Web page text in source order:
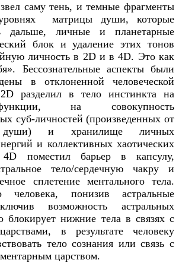
саму тень, и темные фрагменты
матрицы души, которые
дальше, личные и планетарные
блок и удаление этих тонов
личность в 2D и в 4D. Это как
Бессознательные аспекты были
в отклоненной человеческой
разделил в тело инстинкта на
на совокупность
суб-личностей (произведенных от
души) и хранилище личных
и коллективных хаотических
поместил барьер в капсулу,
тело/сердечную чакру и
сплетение ментального тела.
человека, понизив астральные
возможность астральных
блокирует нижние тела в связях с
в результате человеку
тело сознания или связь с
царством.